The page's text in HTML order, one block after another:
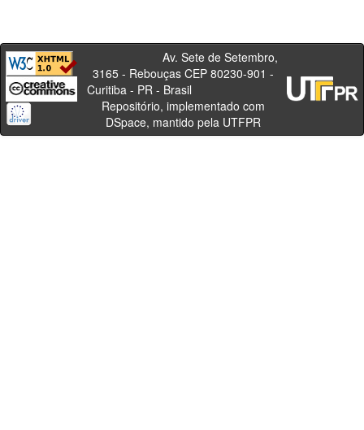
Av. Sete de Setembro,
3165 - Rebouças CEP 80230-901 -
Curitiba - PR - Brasil
Repositório, implementado com
DSpace, mantido pela UTFPR